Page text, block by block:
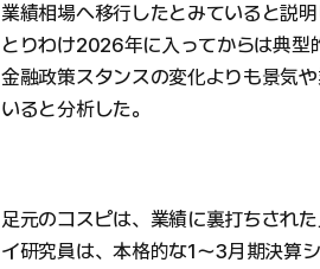
業績相場へ移行したとみていると説明
とりわけ2026年に入ってからは典型
金融政策スタンスの変化よりも景気
いると分析した。
足元のコスピは、業績に裏打ちされ
イ研究員は、本格的な1〜3月期決算